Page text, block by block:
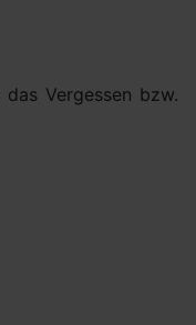
Vergessen bzw.